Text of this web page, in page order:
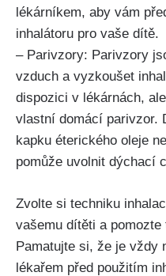
lékárníkem, aby​ vám⁣
inhalátoru pro⁢ vaše‍ dítě.
– Parivzory: Parivzory
vzduch‍ a vyzkoušet
dispozici v lékárnách,
⁢vlastní domácí parivzor.
kapku éterického oleje
⁢pomůže uvolnit dýchací
Zvolte si techniku
vašemu dítěti a‍
Pamatujte⁣ si, že ⁣je vždy
lékařem před použitím